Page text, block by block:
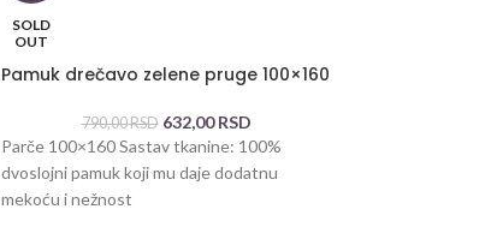
SOLD
OUT
Pamuk drečavo zelene pruge 100×160
790,00RSD 632,00RSD
Parče 100×160 Sastav tkanine: 100%
dvoslojni pamuk koji mu daje dodatnu
mekoću i nežnost